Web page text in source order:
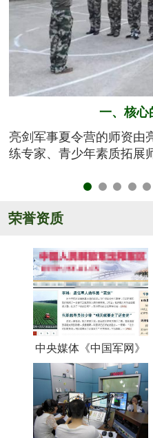
二、独特
亮剑军事夏令营秉承由亮
发开创的8大训练模式，
荣誉资质
中央媒体《中国军网》